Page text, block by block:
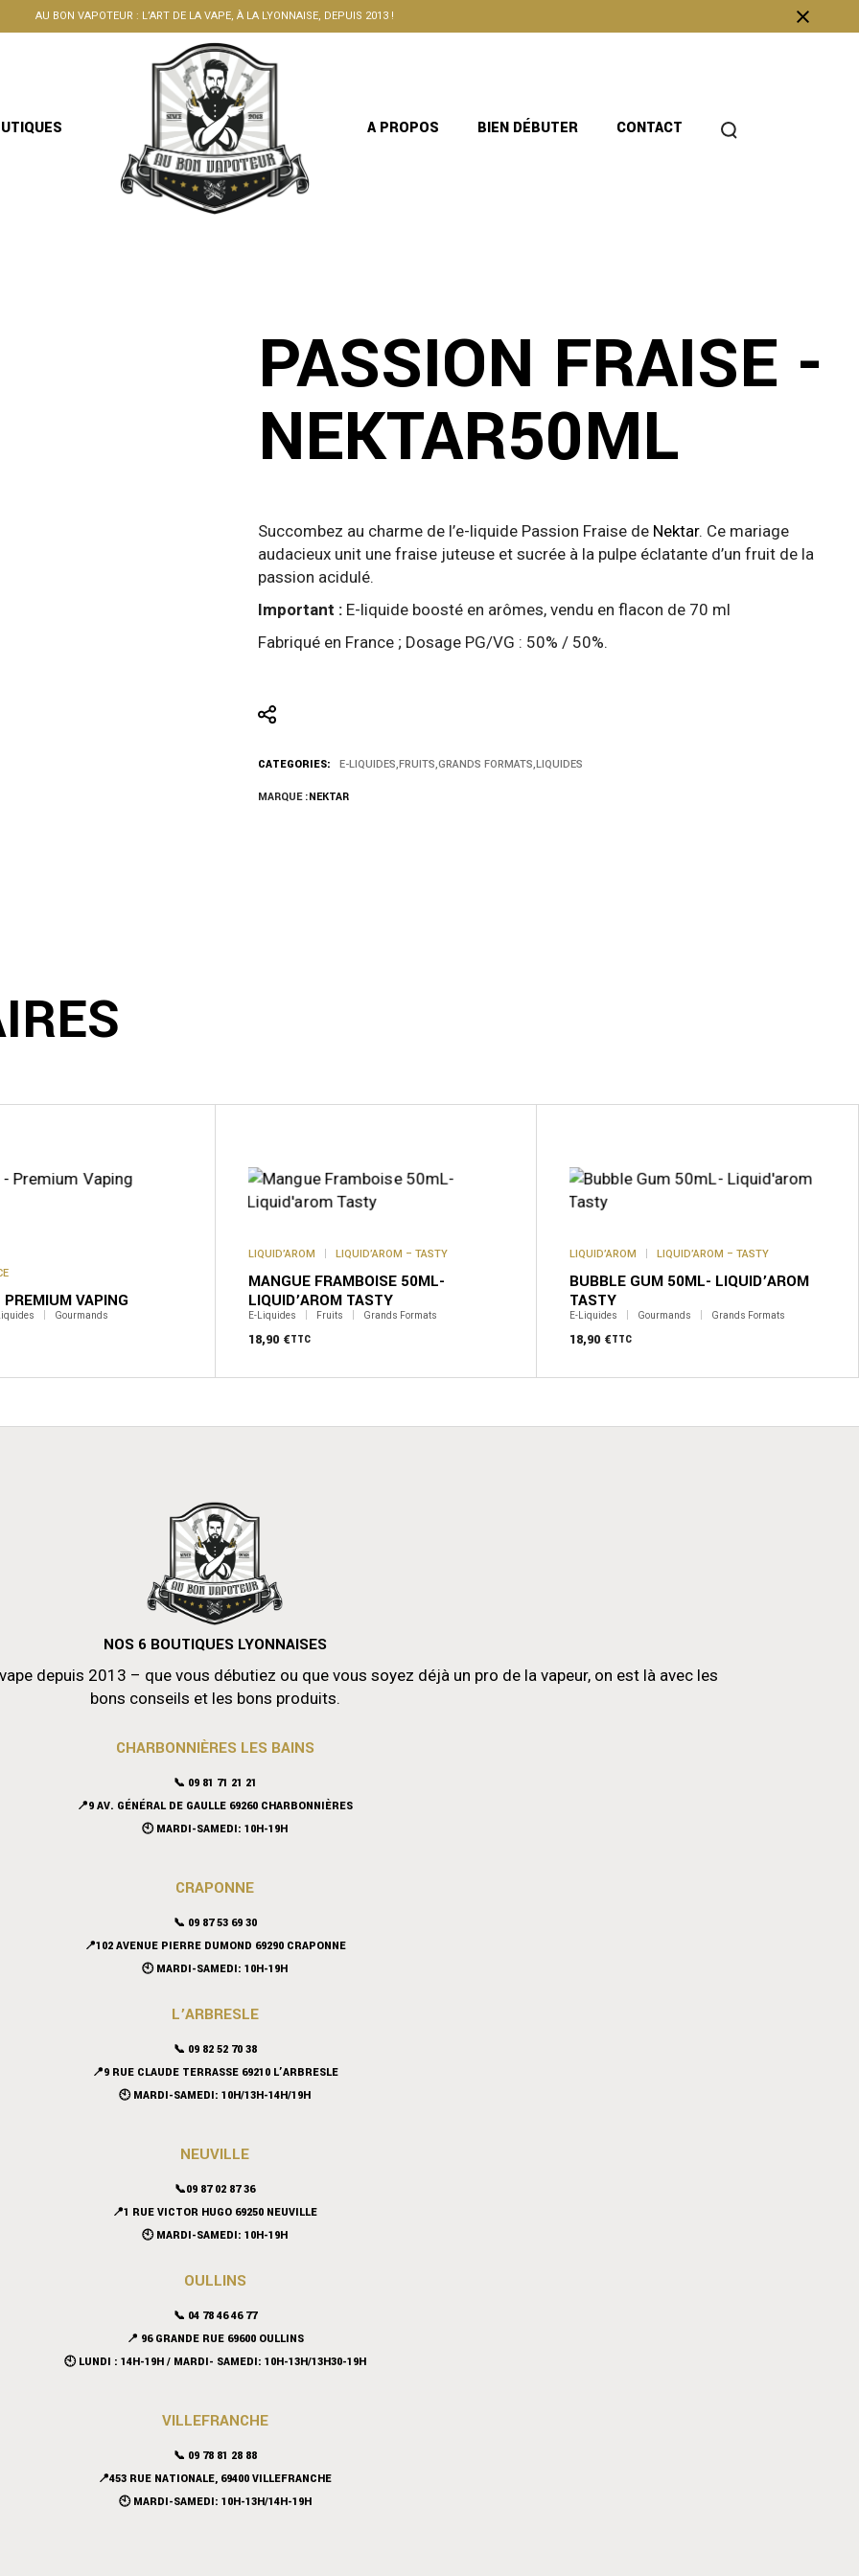
AU BON VAPOTEUR : L’ART DE LA VAPE, À LA LYONNAISE, DEPUIS 2013 !
A PROPOS BIEN DÉBUTER CONTACT
PASSION FRAISE -
NEKTAR50ML
Succombez au charme de l’e-liquide Passion Fraise de Nektar. Ce mariage
audacieux unit une fraise juteuse et sucrée à la pulpe éclatante d’un fruit de la
passion acidulé.
Important : E-liquide boosté en arômes, vendu en flacon de 70 ml
Fabriqué en France ; Dosage PG/VG : 50% / 50%.
CATEGORIES: E-LIQUIDES,FRUITS,GRANDS FORMATS,LIQUIDES
MARQUE :NEKTAR
VAPING
Gourmands
LIQUID’AROM LIQUID’AROM – TASTY
MANGUE FRAMBOISE 50ML-
LIQUID’AROM TASTY
E-Liquides Fruits Grands Formats
18,90 €TTC
LIQUID’AROM LIQUID’AROM – TASTY
BUBBLE GUM 50ML- LIQUID’AROM
TASTY
E-Liquides Gourmands Grands Formats
18,90 €TTC
NOS 6 BOUTIQUES LYONNAISES
depuis 2013 – que vous débutiez ou que vous soyez déjà un pro de la vapeur, on est là avec les
bons conseils et les bons produits.
CHARBONNIÈRES LES BAINS
📞 09 81 71 21 21
📍9 AV. GÉNÉRAL DE GAULLE 69260 CHARBONNIÈRES
🕙 MARDI-SAMEDI: 10H-19H
CRAPONNE
📞 09 87 53 69 30
📍102 AVENUE PIERRE DUMOND 69290 CRAPONNE
🕙 MARDI-SAMEDI: 10H-19H
L’ARBRESLE
📞 09 82 52 70 38
📍9 RUE CLAUDE TERRASSE 69210 L’ARBRESLE
🕙 MARDI-SAMEDI: 10H/13H-14H/19H
NEUVILLE
📞09 87 02 87 36
📍1 RUE VICTOR HUGO 69250 NEUVILLE
🕙 MARDI-SAMEDI: 10H-19H
OULLINS
📞 04 78 46 46 77
📍 96 GRANDE RUE 69600 OULLINS
🕙 LUNDI : 14H-19H / MARDI- SAMEDI: 10H-13H/13H30-19H
VILLEFRANCHE
📞 09 78 81 28 88
📍453 RUE NATIONALE, 69400 VILLEFRANCHE
🕙 MARDI-SAMEDI: 10H-13H/14H-19H